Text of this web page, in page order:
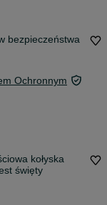
bezpieczeństwa
Ochronnym
kołyska
święty